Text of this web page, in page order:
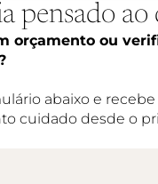
pensado ao
orçamento ou
abaixo e
cuidado desde o